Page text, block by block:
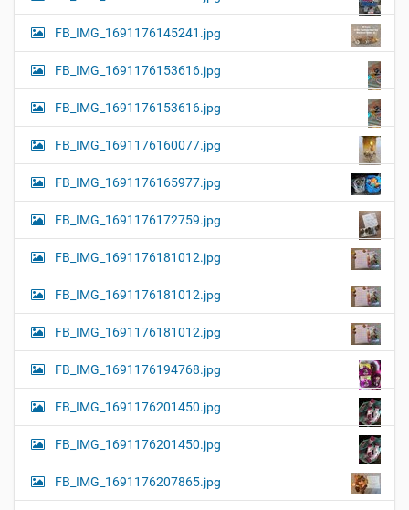
FB_IMG_1691176145241.jpg
FB_IMG_1691176153616.jpg
FB_IMG_1691176153616.jpg
FB_IMG_1691176160077.jpg
FB_IMG_1691176165977.jpg
FB_IMG_1691176172759.jpg
FB_IMG_1691176181012.jpg
FB_IMG_1691176181012.jpg
FB_IMG_1691176181012.jpg
FB_IMG_1691176194768.jpg
FB_IMG_1691176201450.jpg
FB_IMG_1691176201450.jpg
FB_IMG_1691176207865.jpg